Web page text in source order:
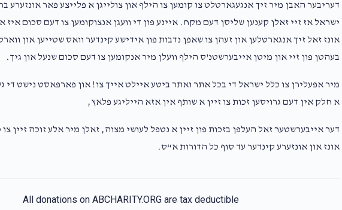
דעריבער האבן מיר זיך אנגעגארטלט צו קומען צו הילף און צולייגן א פלייצע פאר אונזערע
ישראל אז זיי זאלן קענען שליסן דעם מקח. איינע פון די וועגן אנצוקומען צו דעם סכום איז
אונז זאל זיך אנגארטלען און זעהן צו שאפן נדבות פון אידישע קינדער וואס שטייען און
בעהטן פון זיי און מיטן אייבערשטנ'ס הילף וועלן מיר אנקומען צו דעם סכום שנעל און גיך.
מיר אפעלירן צו כלל ישראל די בכל אתר ואתר ביטע איילט אייך צו! און פארפאסט נישט די
א חלק אין דעם גרויסען זכות צו זיין א שותף אין אזא הייליגע פלאץ,
דער אייבערשטער זאל העלפן בזכות פון זיין א נטפל לעושי מצוה, זאלן מיר אלע זוכה זיין
אונז און אונזערע קינדער עד סוף כל הדורות א“ס.
All donations on ABCHARITY.ORG are tax deductible